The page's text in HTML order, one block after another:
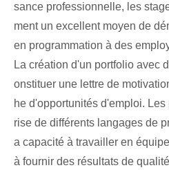
sance professionnelle, les
ment un excellent moyen de
en programmation à des
La création d'un portfolio avec
onstituer une lettre de
he d'opportunités d'emploi.
rise de différents langages de
a capacité à travailler en
à fournir des résultats de